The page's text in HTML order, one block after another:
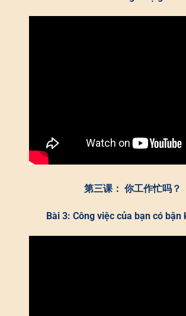
第三课： 你工作忙吗？
Bài 3: Công việc của bạn có bận